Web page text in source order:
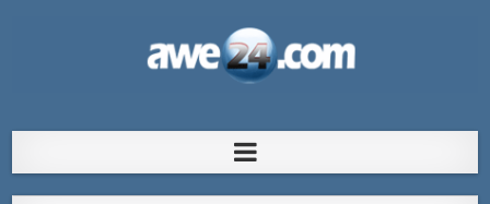
pa Aruba